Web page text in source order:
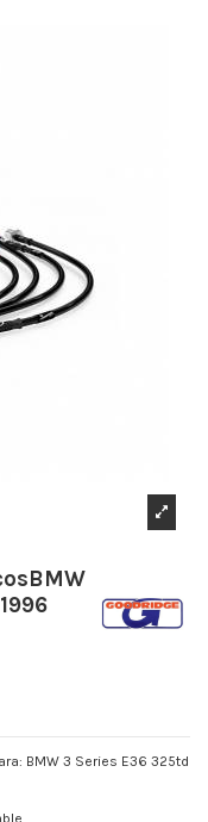
BMW 3 Series E36 325td